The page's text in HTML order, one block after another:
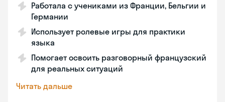
Работала с учениками из Франции, Бельгии и
Германии
Использует ролевые игры для практики
языка
Помогает освоить разговорный французский
для реальных ситуаций
Читать дальше